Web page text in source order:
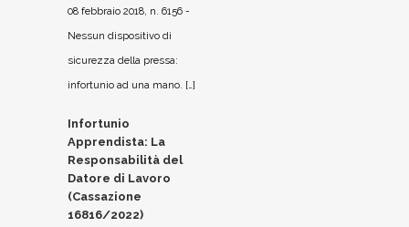
08 febbraio 2018, n. 6156 -
Nessun dispositivo di
sicurezza della pressa:
infortunio ad una mano. […]
Infortunio
Apprendista: La
Responsabilità del
Datore di Lavoro
(Cassazione
16816/2022)